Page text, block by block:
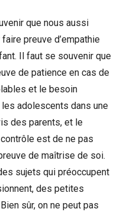
que nous aussi
preuve d’empathie
Il faut se souvenir que
de patience en cas de
et le besoin
adolescents dans une
des parents, et le
est de ne pas
de maîtrise de soi.
sujets qui préoccupent
des petites
sûr, on ne peut pas